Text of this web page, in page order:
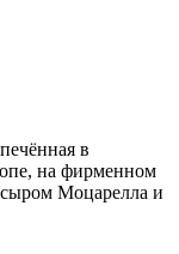
в
на фирменном
Моцарелла и